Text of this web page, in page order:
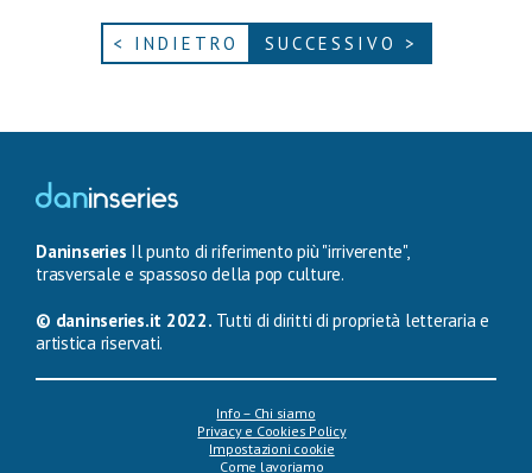
< INDIETRO SUCCESSIVO >
Daninseries Il punto di riferimento più "irriverente",
trasversale e spassoso della pop culture.
© daninseries.it 2022. Tutti di diritti di proprietà letteraria e
artistica riservati.
Info – Chi siamo
Privacy e Cookies Policy
Impostazioni cookie
Come lavoriamo